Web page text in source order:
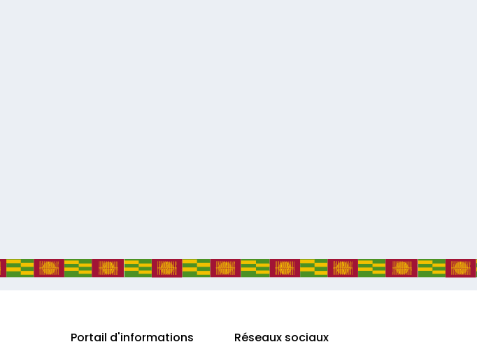
Portail d'informations Réseaux sociaux